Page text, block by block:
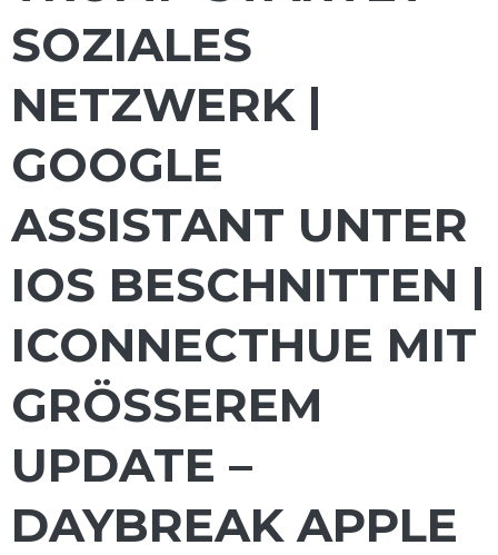
SOZIALES
NETZWERK |
GOOGLE
ASSISTANT UNTER
IOS BESCHNITTEN |
ICONNECTHUE MIT
GRÖSSEREM U
PDATE – D
AYBREAK APPLE